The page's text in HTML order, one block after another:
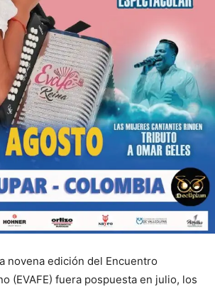
novena edición del Encuentro
(EVAFE) fuera pospuesta en julio, los